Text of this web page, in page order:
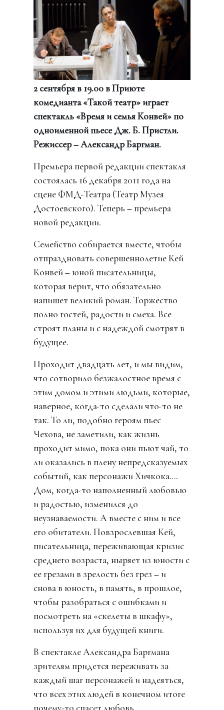
2 сентября в 19.00 в Приюте
комедианта «Такой театр» играет
спектакль «Время и семья Конвей» по
одноименной пьесе Дж. Б. Пристли.
Режиссер – Александр Баргман.
Премьера первой редакции спектакля
состоялась 16 декабря 2011 года на
сцене ФМД-Театра (Театр Музея
Достоевского). Теперь – премьера
новой редакции.
Семейство собирается вместе, чтобы
отпраздновать совершеннолетие Кей
Конвей – юной писательницы,
которая верит, что обязательно
напишет великий роман. Торжество
полно гостей, радости и смеха. Все
строят планы и с надеждой смотрят в
будущее.
Проходит двадцать лет, и мы видим,
что сотворило безжалостное время с
этим домом и этими людьми, которые,
наверное, когда-то сделали что-то не
так. То ли, подобно героям пьес
Чехова, не заметили, как жизнь
проходит мимо, пока они пьют чай, то
ли оказались в плену непредсказуемых
событий, как персонажи Хичкока….
Дом, когда-то наполненный любовью
и радостью, изменился до
неузнаваемости. А вместе с ним и все
его обитатели. Повзрослевшая Кей,
писательница, переживающая кризис
среднего возраста, ныряет из юности с
ее грезами в зрелость без грез – и
снова в юность, в память, в прошлое,
чтобы разобраться с ошибками и
посмо­треть на «скелеты в шкафу»,
используя их для будущей книги.
В спектакле Александра Баргмана
зрителям придется переживать за
каждый шаг персонажей и надеяться,
что всех этих людей в конечном итоге